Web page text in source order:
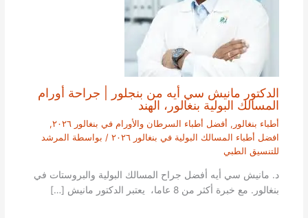
الدكتور مانيش سي أيه من بنجلور | جراحة أورام
المسالك البولية بنغالور، الهند
أطباء بنغالور , أفضل أطباء السرطان والأورام في بنغالور ٢٠٢٦
,
افضل أطباء المسالك البولية في بنغالور ٢٠٢٦
/ بواسطة المرشد
للتنسيق الطبي
د. مانيش سي أيه أفضل جراح المسالك البولية والبروستات في
بنغالور. مع خبرة أكثر من 8 عاما، يعتبر الدكتور مانيش […]